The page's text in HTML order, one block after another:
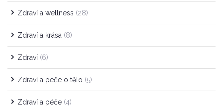
Zdraví a wellness (28)
Zdraví a krása (8)
Zdraví (6)
Zdraví a péče o tělo (5)
Zdraví a péče (4)